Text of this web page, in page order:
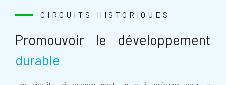
CIRCUITS HISTORIQUES
Promouvoir le développement
durable